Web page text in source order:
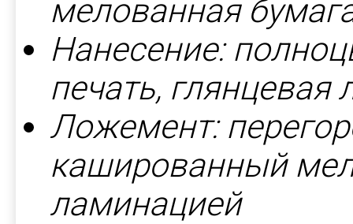
мелованная
Нанесение:
печать, глянцевая
Ложемент:
кашированный
ламинацией